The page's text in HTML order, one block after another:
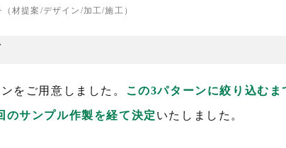
材提案/デザイン/加工/施工）
をご用意しました。 この3パターンに絞り込むま
のサンプル作製を経て決定 いたしました。